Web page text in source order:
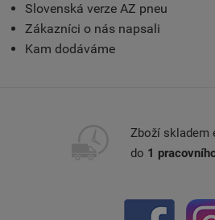
Slovenská verze AZ pneu
Zákazníci o nás napsali
Kam dodáváme
Zboží skladem
do 1